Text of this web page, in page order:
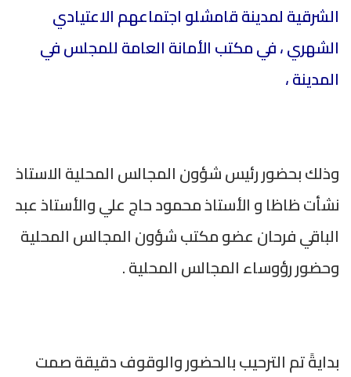
الشرقية لمدينة قامشلو اجتماعهم الاعتيادي
الشهري ، في مكتب الأمانة العامة للمجلس في
المدينة ،
وذلك بحضور رئيس شؤون المجالس المحلية الاستاذ
نشأت ظاظا و الأستاذ محمود حاج علي والأستاذ عبد
الباقي فرحان عضو مكتب شؤون المجالس المحلية
وحضور رؤوساء المجالس المحلية.
بدايةً تم الترحيب بالحضور والوقوف دقيقة صمت